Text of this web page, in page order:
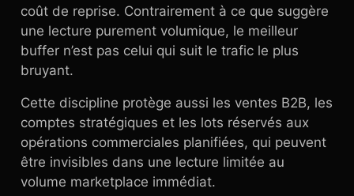
coût de reprise. Contrairement à ce que suggère
une lecture purement volumique, le meilleur
buffer n’est pas celui qui suit le trafic le plus
bruyant.
Cette discipline protège aussi les ventes B2B, les
comptes stratégiques et les lots réservés aux
opérations commerciales planifiées, qui peuvent
être invisibles dans une lecture limitée au
volume marketplace immédiat.